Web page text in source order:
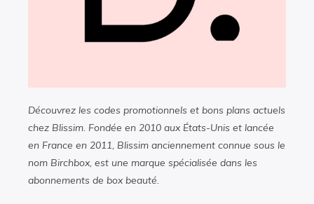
Découvrez les codes promotionnels et bons plans actuels
chez Blissim. Fondée en 2010 aux États-Unis et lancée
en France en 2011, Blissim anciennement connue sous le
nom Birchbox, est une marque spécialisée dans les
abonnements de box beauté.